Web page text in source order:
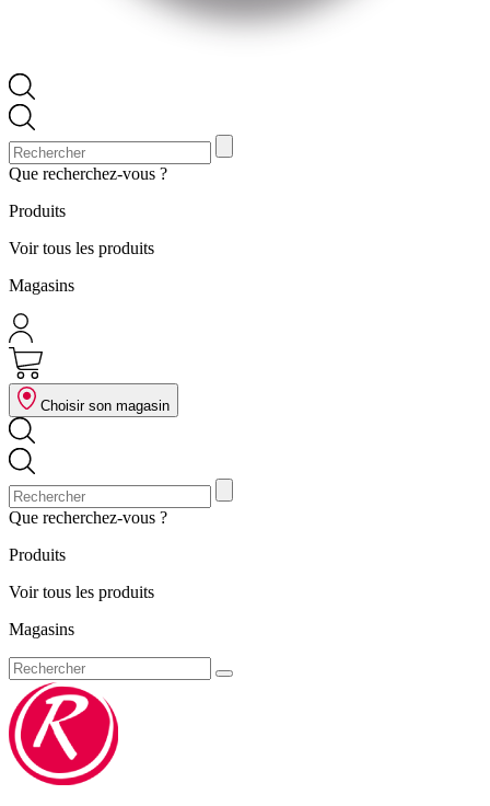
Que recherchez-vous ?
Produits
Voir tous les produits
Magasins
Choisir son magasin
Que recherchez-vous ?
Produits
Voir tous les produits
Magasins